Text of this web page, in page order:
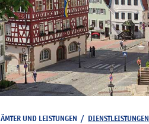
ÄMTER UND LEISTUNGEN / DIENSTLEISTUNGEN